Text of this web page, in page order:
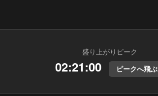
盛り上がりピーク
02:21:00 ピークへ飛ぶ